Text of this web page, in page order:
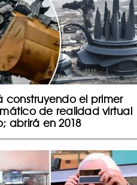
construyendo el primer
de realidad virtual
abrirá en 2018